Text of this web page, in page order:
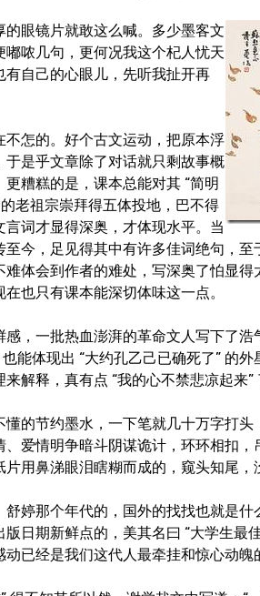
眼镜片就敢这么喊。多少墨客文
哝几句，更何况我这个杞人忧天
自己的心眼儿，先听我扯开再
怎的。好个古文运动，把原本浮
是乎文章除了对话就只剩故事概
糟糕的是，课本总能对其 “简明
老祖宗崇拜得五体投地，巴不得
词才显得深奥，才体现水平。当
今，足见得其中有许多佳词绝句，至
体会到作者的难处，写深奥了怕显得
也只有课本能深切体味这一点。
，一批热血澎湃的革命文人写下了浩
能体现出 “大约孔乙己已确死了” 的
解释，真有点 “我的心不禁悲凉起来”
的节约墨水，一下笔就几十万字打头
爱情明争暗斗阴谋诡计，环环相扣，
用鼻涕眼泪瞎糊而成的，窥头知尾，
婷那个年代的，国外的找找也就是什
日期新鲜点的，美其名曰 “大学生最
已经是我们这代人最牵挂和惊心动魄